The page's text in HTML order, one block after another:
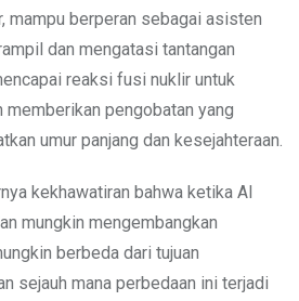
mampu berperan sebagai asisten
dan mengatasi tantangan
reaksi fusi nuklir untuk
pengobatan yang
umur panjang dan kesejahteraan.
kekhawatiran bahwa ketika AI
mungkin mengembangkan
berbeda dari tujuan
sejauh mana perbedaan ini terjadi